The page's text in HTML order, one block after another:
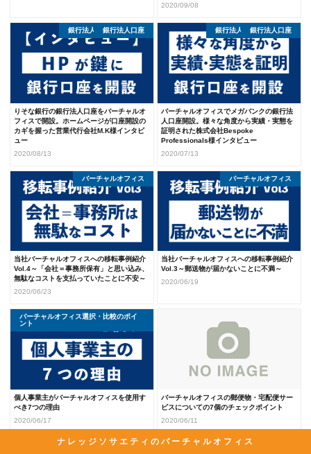
2020/09/08
りそな銀行の銀行法人口座をバーチャルオ
フィスで開設。ホームページが口座開設の
カギを握った営業代行会社M.K様インタビ
ュー
2020/08/13
銀行法人口座開設体験談
銀行法人口座
バーチャルオフィスでメガバンクの銀行法
人口座開設。様々な角度から実績・実態を
証明された株式会社Bespoke
Professionals様インタビュー
2020/07/13
銀行法人口座開設体験談
銀行法人口座
当社バーチャルオフィスへの移転事例紹介
Vol.4～「会社＝事務所保有」と思い込み、
無駄なコストを支払っていたことに不安～
2020/06/23
バーチャルオフィス
当社バーチャルオフィスへの移転事例紹介
Vol.3～郵送物が届かないことに不満～
2020/06/19
バーチャルオフィス
個人事業主がバーチャルオフィスを使用す
べき7つの理由
2020/06/17
バーチャルオフィス
バーチャルオフィス選択・比較のポイ
ント
バーチャルオフィスの郵便物・宅配便サー
ビスについての7個のチェックポイント
2020/06/11
バーチャルオフィス 銀行法人口座開設体験談
銀行法人口座
ナレッジソサエティのバーチャルオフィス